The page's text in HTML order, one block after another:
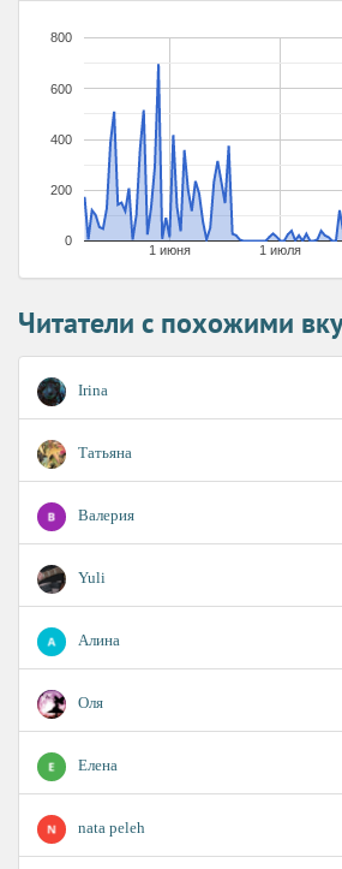
1 июня 1 июля
0
200
400
600
800
Читатели с похожими
Irina
Татьяна
Валерия
Yuli
Алина
Оля
Елена
nata peleh